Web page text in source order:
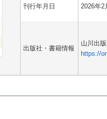
刊行年月日 2026年2
出版社・書籍情報
山川出
https://